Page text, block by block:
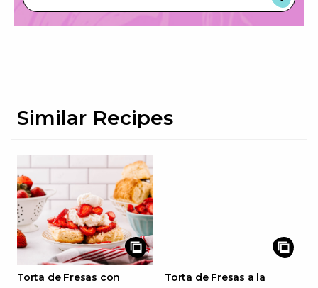
Similar Recipes
Torta de Fresas con
Torta de Fresas a la